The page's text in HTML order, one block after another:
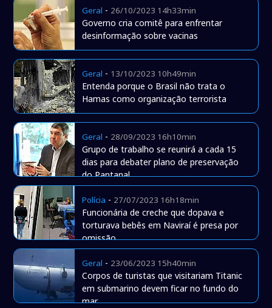
Geral - 26/10/2023 14h33min
Governo cria comitê para enfrentar
desinformação sobre vacinas
Geral - 13/10/2023 10h49min
Entenda porque o Brasil não trata o
Hamas como organização terrorista
Geral - 28/09/2023 16h10min
Grupo de trabalho se reunirá a cada 15
dias para debater plano de preservação
do Pantanal
Polícia - 27/07/2023 16h18min
Funcionária de creche que dopava e
torturava bebês em Naviraí é presa por
omissão
Geral - 23/06/2023 15h40min
Corpos de turistas que visitariam Titanic
em submarino devem ficar no fundo do
mar